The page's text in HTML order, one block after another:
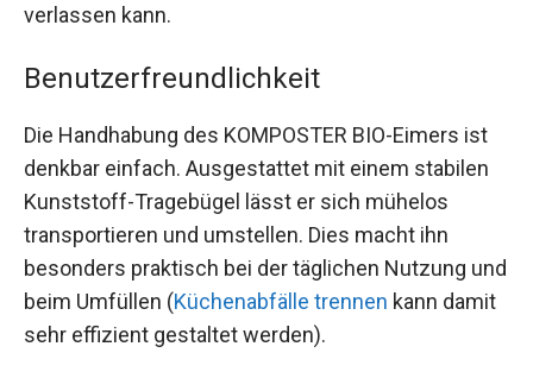
verlassen kann.
Benutzerfreundlichkeit
Die Handhabung des KOMPOSTER BIO-Eimers ist
denkbar einfach. Ausgestattet mit einem stabilen
Kunststoff-Tragebügel lässt er sich mühelos
transportieren und umstellen. Dies macht ihn
besonders praktisch bei der täglichen Nutzung und
beim Umfüllen (Küchenabfälle trennen kann damit
sehr effizient gestaltet werden).